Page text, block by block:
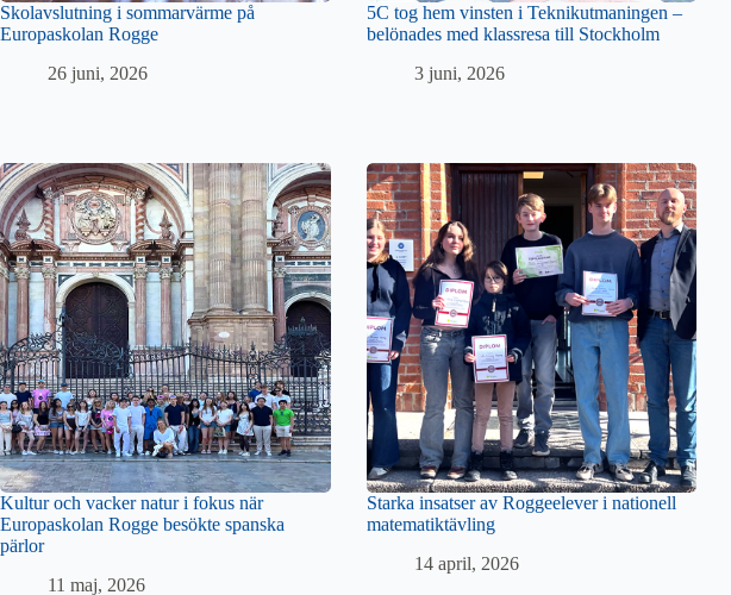
Skolavslutning i sommarvärme på
Europaskolan Rogge
26 juni, 2026
5C tog hem vinsten i Teknikutmaningen –
belönades med klassresa till Stockholm
3 juni, 2026
Kultur och vacker natur i fokus när
Europaskolan Rogge besökte spanska
pärlor
11 maj, 2026
Starka insatser av Roggeelever i nationell
matematiktävling
14 april, 2026